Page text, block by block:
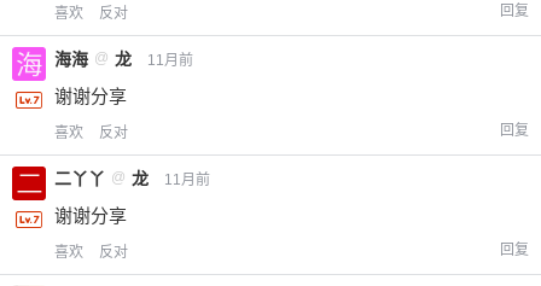
喜欢 反对 回复
海海 @ 龙 11月前
谢谢分享
喜欢 反对 回复
二丫丫 @ 龙 11月前
谢谢分享
喜欢 反对 回复